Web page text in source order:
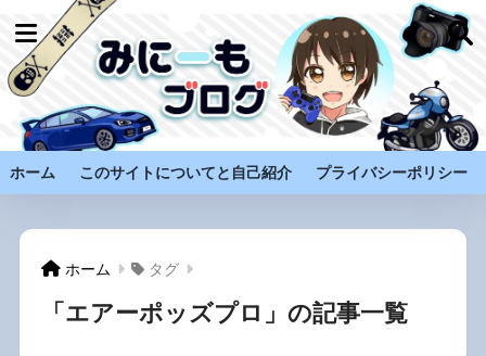
ホーム このサイトについてと自己紹介 プライバシーポリシー
ホーム タグ
「エアーポッズプロ」の記事一覧